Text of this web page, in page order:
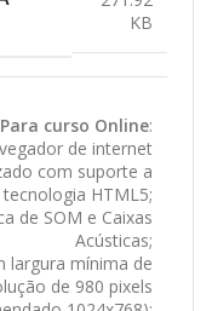
KB
Para curso Online:
de internet
com suporte a
HTML5;
de SOM e Caixas
Acústicas;
largura mínima de
de 980 pixels